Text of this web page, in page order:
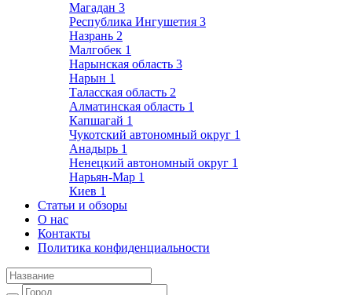
Магадан 3
Республика Ингушетия 3
Назрань 2
Малгобек 1
Нарынская область 3
Нарын 1
Таласская область 2
Алматинская область 1
Капшагай 1
Чукотский автономный округ 1
Анадырь 1
Ненецкий автономный округ 1
Нарьян-Мар 1
Киев 1
Статьи и обзоры
О нас
Контакты
Политика конфиденциальности